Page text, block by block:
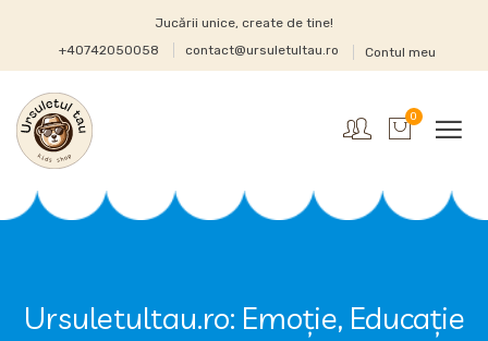
Jucării unice, create de tine!
+40742050058
contact@ursuletultau.ro Contul meu
0
Ursuletultau.ro: Emoție, Educație